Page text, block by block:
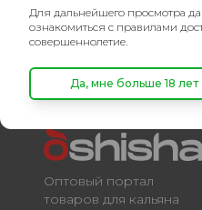
Оптовый портал
товаров для кальяна
Для дальнейшего просмотра
ознакомиться с правилами
совершеннолетие.
Да, мне больше 18 лет